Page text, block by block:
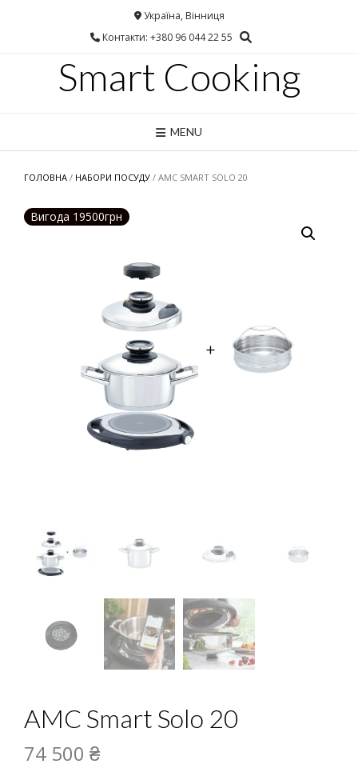
Україна, Вінниця
Контакти: +380 96 044 22 55
Smart Cooking
MENU
ГОЛОВНА / НАБОРИ ПОСУДУ / AMC SMART SOLO 20
Вигода 19500грн
AMC Smart Solo 20
74 500 ₴